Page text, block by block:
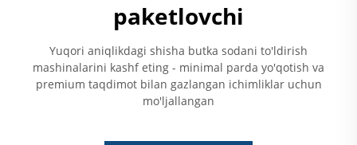
paketlovchi
Yuqori aniqlikdagi shisha butka sodani to'ldirish
mashinalarini kashf eting - minimal parda yo'qotish va
premium taqdimot bilan gazlangan ichimliklar uchun
mo'ljallangan